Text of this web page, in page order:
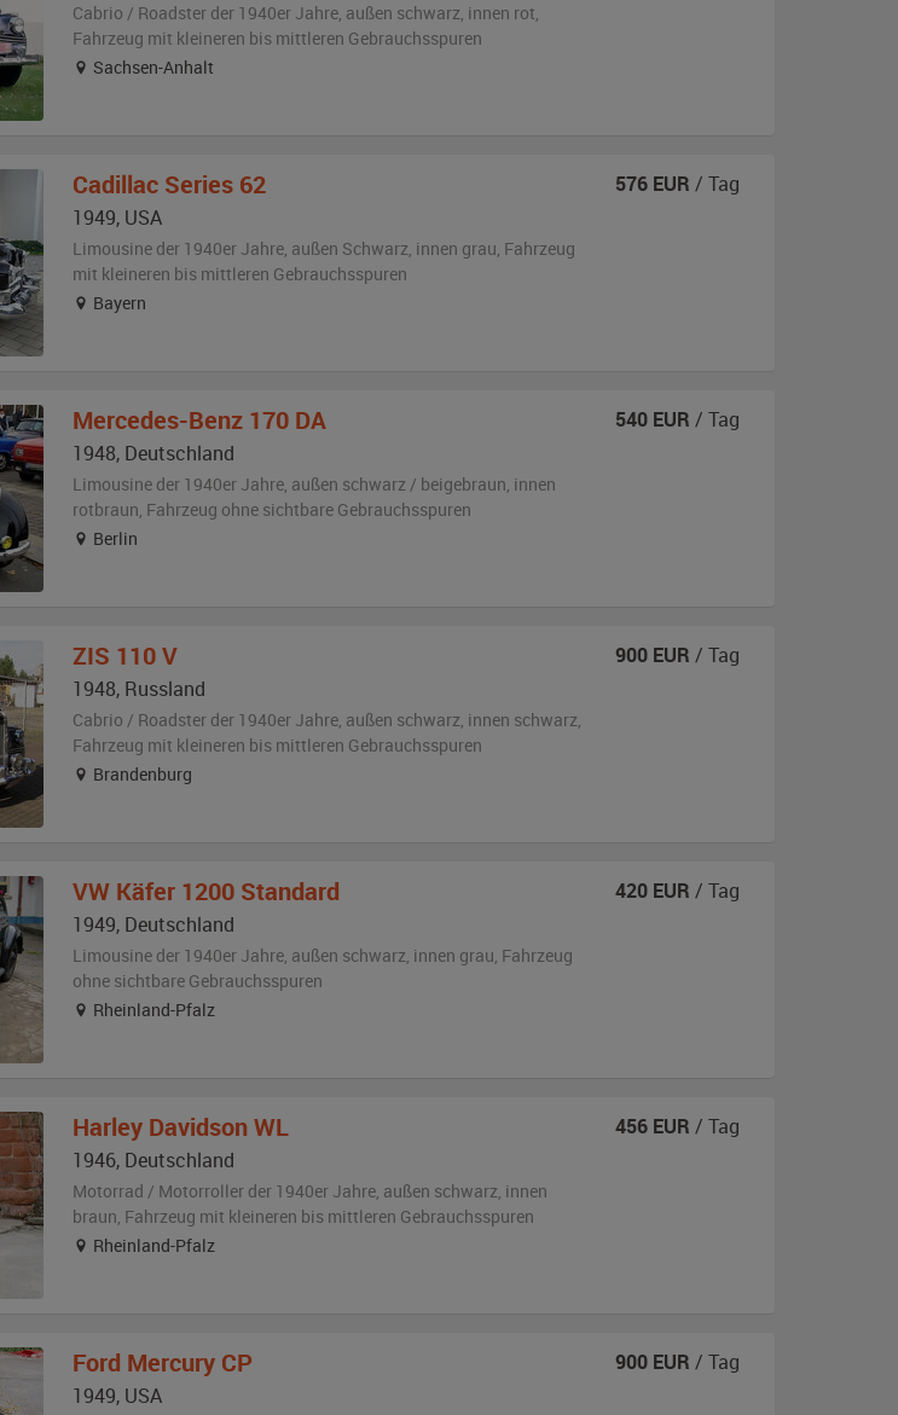
Cabrio / Roadster der 1940er Jahre, außen schwarz, innen rot,
Fahrzeug mit kleineren bis mittleren Gebrauchsspuren
Sachsen-Anhalt
Cadillac Series 62
1949, USA
Limousine der 1940er Jahre, außen Schwarz, innen grau, Fahrzeug
mit kleineren bis mittleren Gebrauchsspuren
Bayern
576 EUR / Tag
Mercedes-Benz 170 DA
1948, Deutschland
Limousine der 1940er Jahre, außen schwarz / beigebraun, innen
rotbraun, Fahrzeug ohne sichtbare Gebrauchsspuren
Berlin
540 EUR / Tag
ZIS 110 V
1948, Russland
Cabrio / Roadster der 1940er Jahre, außen schwarz, innen schwarz,
Fahrzeug mit kleineren bis mittleren Gebrauchsspuren
Brandenburg
900 EUR / Tag
VW Käfer 1200 Standard
1949, Deutschland
Limousine der 1940er Jahre, außen schwarz, innen grau, Fahrzeug
ohne sichtbare Gebrauchsspuren
Rheinland-Pfalz
420 EUR / Tag
Harley Davidson WL
1946, Deutschland
Motorrad / Motorroller der 1940er Jahre, außen schwarz, innen
braun, Fahrzeug mit kleineren bis mittleren Gebrauchsspuren
Rheinland-Pfalz
456 EUR / Tag
Ford Mercury CP
1949, USA
900 EUR / Tag